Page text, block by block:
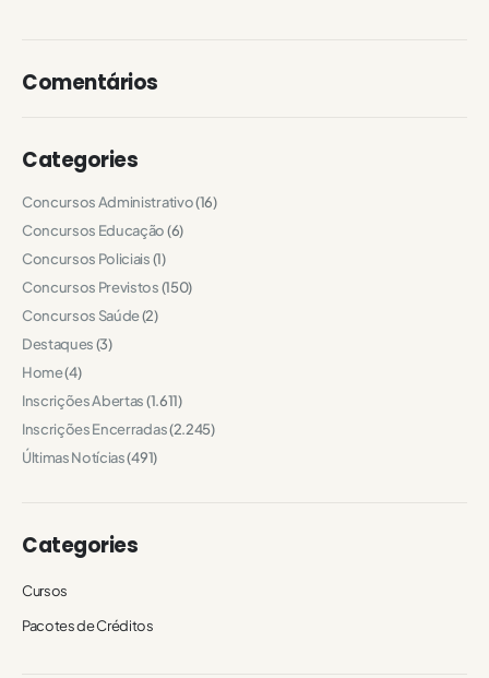
Comentários
Categories
Concursos Administrativo(16)
Concursos Educação(6)
Concursos Policiais(1)
Concursos Previstos(150)
Concursos Saúde(2)
Destaques(3)
Home(4)
Inscrições Abertas(1.611)
Inscrições Encerradas(2.245)
Últimas Notícias(491)
Categories
Cursos
Pacotes de Créditos